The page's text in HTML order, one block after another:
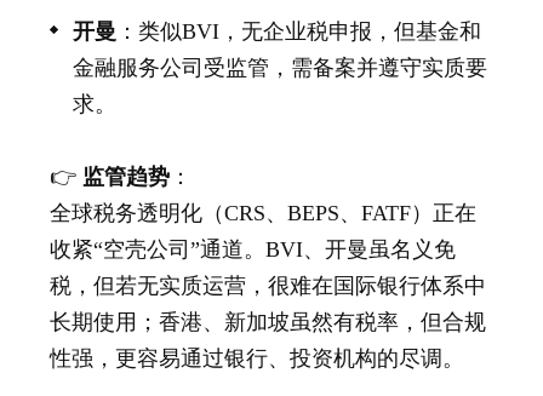
开曼 ：类似BVI，无企业税申报，但基金和
金融服务公司受监管，需备案并遵守实质要
求。
👉 监管趋势 ：
全球税务透明化（CRS、BEPS、FATF）正在
收紧“空壳公司”通道。BVI、开曼虽名义免
税，但若无实质运营，很难在国际银行体系中
长期使用；香港、新加坡虽然有税率，但合规
性强，更容易通过银行、投资机构的尽调。